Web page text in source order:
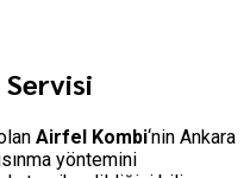
Airfel Kombi‘nin Ankara
yöntemini